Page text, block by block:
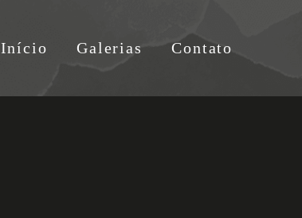
Início Galerias Contato